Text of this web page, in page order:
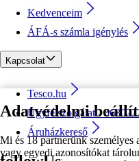
Adatvédelmi
Mi és 18 partnerünk személyes
vagy egyedi azonosítókat
Kedvenceim
ÁFÁ-s számla igénylés
Kapcsolat
Tesco.hu
Ügyfélszolgálat -
Áruházkereső